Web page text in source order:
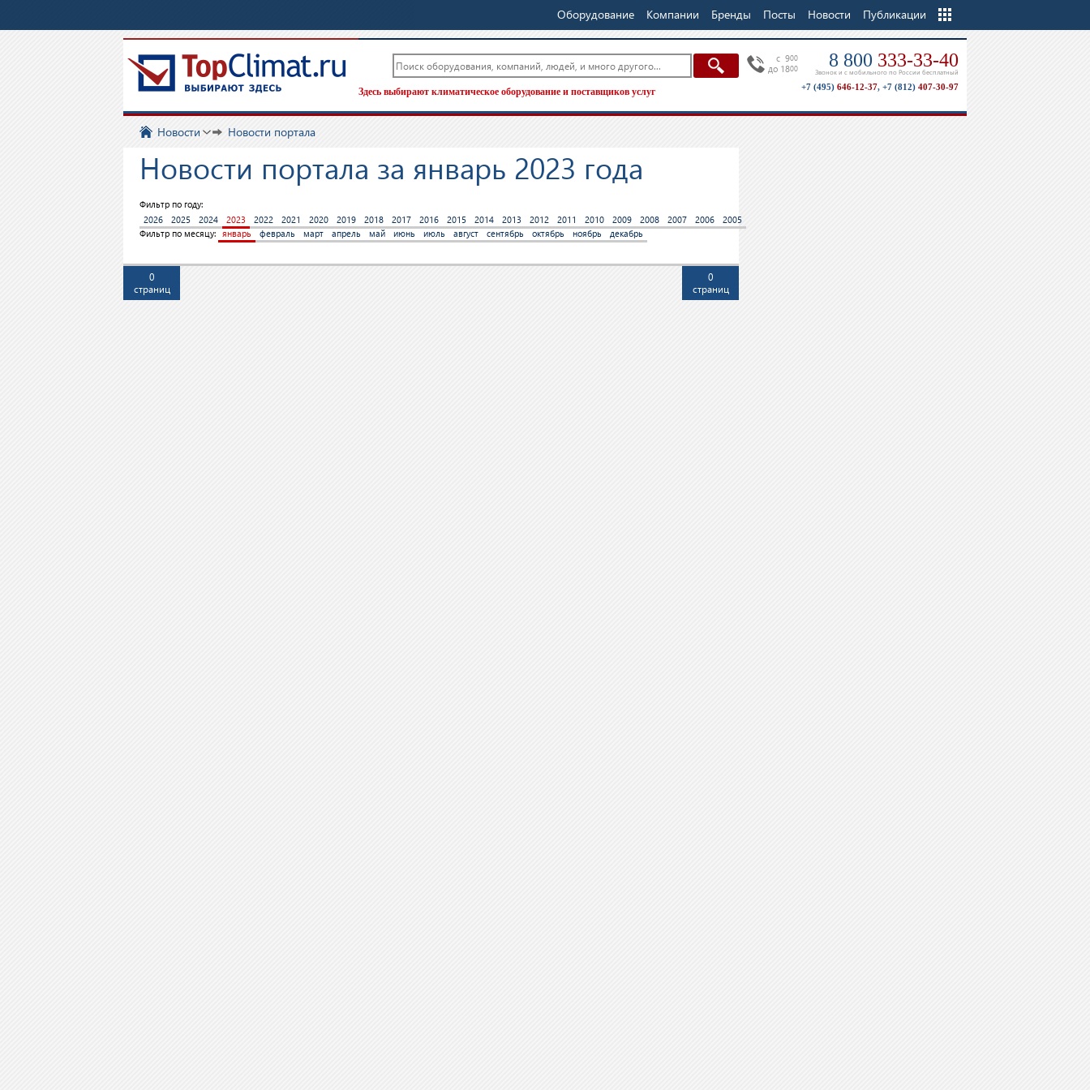
Оборудование Компании Бренды Посты Новости Публикации
Еще
c 900
до 1800 8 800 333-33-40
Звонок и с мобильного по России бесплатный
+7 (495) 646-12-37, +7 (812) 407-30-97
Здесь выбирают климатическое оборудование и поставщиков услуг
Новости Новости портала
Новости портала за январь 2023 года
Фильтр по году:
2026
2025 2024 2023 2022 2021 2020 2019 2018 2017 2016 2015 2014 2013 2012 2011 2010 2009 2008 2007 2006
2005
Фильтр по месяцу:
январь февраль март апрель май июнь июль август сентябрь октябрь ноябрь декабрь
0
страниц
0
страниц